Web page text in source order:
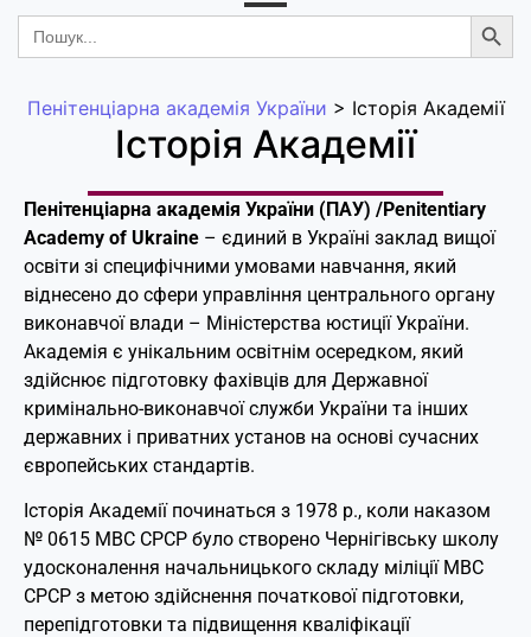
Search
for:
Пенітенціарна академія України > Історія Академії
Історія Академії
Пенітенціарна академія України (ПАУ) /Penitentiary
Academy of Ukraine – єдиний в Україні заклад вищої
освіти зі специфічними умовами навчання, який
віднесено до сфери управління центрального органу
виконавчої влади – Міністерства юстиції України.
Академія є унікальним освітнім осередком, який
здійснює підготовку фахівців для Державної
кримінально-виконавчої служби України та інших
державних і приватних установ на основі сучасних
європейських стандартів.
Історія Академії починаться з 1978 р., коли наказом
№ 0615 МВС СРСР було створено Чернігівську школу
удосконалення начальницького складу міліції МВС
СРСР з метою здійснення початкової підготовки,
перепідготовки та підвищення кваліфікації